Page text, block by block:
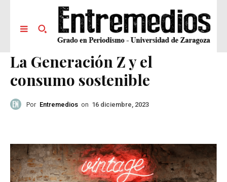
La Generación Z y el
consumo sostenible
Por Entremedios on 16 diciembre, 2023